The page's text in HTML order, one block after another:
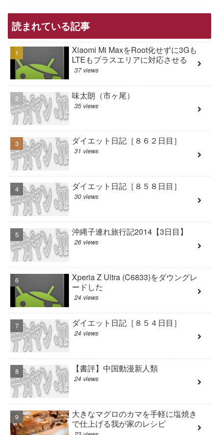
読まれている記事
Xiaomi Mi MaxをRoot化せずに3Gも
LTEもプラスエリアに対応させる
37 views
味太朗（市ヶ尾）
35 views
ダイエット日記［８６２日目］
31 views
ダイエット日記［８５８日目］
30 views
沖縄子連れ旅行記2014【3日目】
26 views
Xperia Z Ultra (C6833)をダウングレ
ードした
24 views
ダイエット日記［８５４日目］
24 views
【書評】中国動漫新人類
24 views
大きなマグロのカマを手軽に塩焼き
で仕上げる我が家のレシピ